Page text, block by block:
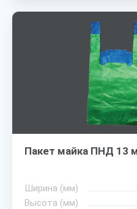
Пакет майка ПНД 13
Ширина (мм)
Высота (мм)